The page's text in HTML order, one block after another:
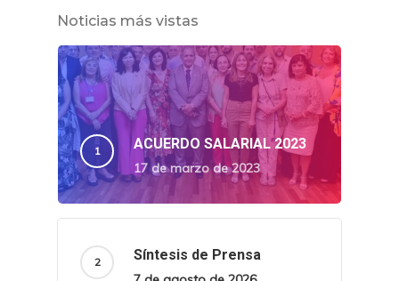
Noticias más vistas
ACUERDO SALARIAL 2023
17 de marzo de 2023
Síntesis de Prensa